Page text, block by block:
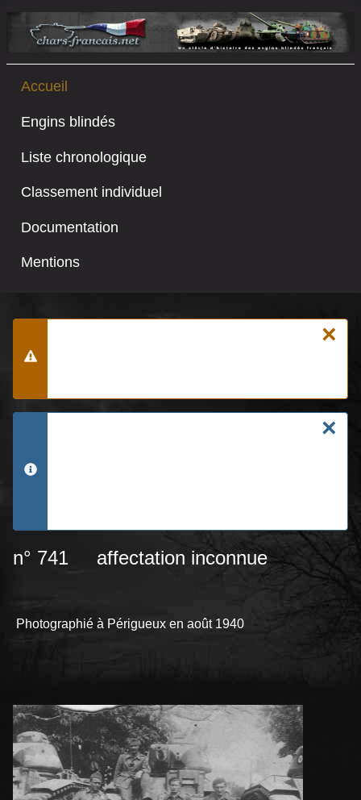
Accueil
Engins blindés
Liste chronologique
Classement individuel
Documentation
Mentions
×
Alerte
×
info
n° 741 affectation inconnue
Photographié à Périgueux en août 1940